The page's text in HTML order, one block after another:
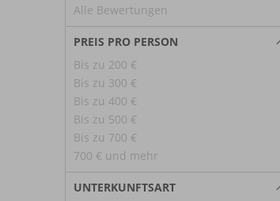
Alle Bewertungen
PREIS PRO PERSON
Bis zu 200 €
Bis zu 300 €
Bis zu 400 €
Bis zu 500 €
Bis zu 700 €
700 € und mehr
UNTERKUNFTSART